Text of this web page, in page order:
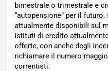
bimestrale o trimestrale e
“autopensione” per il
attualmente disponibili sul
istituti di credito
offerte, con anche degli
richiamare il numero
correntisti.